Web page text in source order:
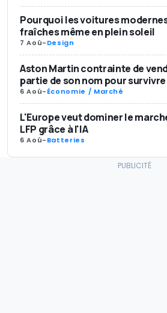
Pourquoi les voitures
fraîches même en plein soleil
7 Aoû-Design
Aston Martin contrainte de
partie de son nom pour survivre
6 Aoû-Économie / Marché
L'Europe veut dominer le
LFP grâce à l'IA
6 Aoû-Batteries